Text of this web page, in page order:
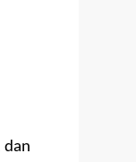
dan